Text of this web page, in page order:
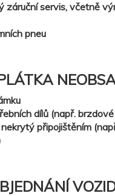
záruční servis, včetně
pneu
dílů (např.
připojištěním